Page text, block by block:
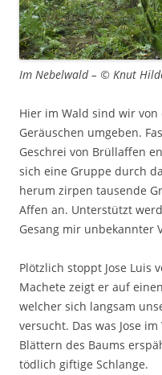
Im Nebelwald – © Knut
Hier im Wald sind wir
Geräuschen umgeben.
Geschrei von Brüllaffen
sich eine Gruppe durch
herum zirpen tausende
Affen an. Unterstützt
Gesang mir unbekannter
Plötzlich stoppt Jose Luis
Machete zeigt er auf
welcher sich langsam
versucht. Das was Jose
Blättern des Baums
tödlich giftige Schlange.